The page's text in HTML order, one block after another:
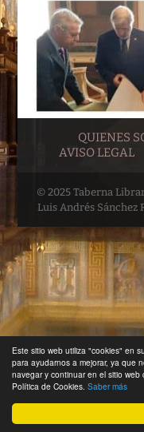
Este sitio web utiliza "cookies" en
para ayudarnos a mejorar, ya que
navegar y continuar en el sitio
Política de Cookies. Saber más
QUIENES
AVISO LEGAL
© 2025 Taberna
Luis Andrés Sánchez